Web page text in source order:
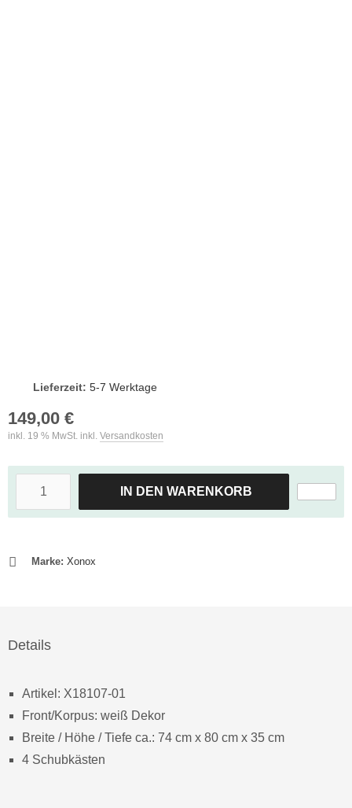
Lieferzeit: 5-7 Werktage
149,00 €
inkl. 19 % MwSt. inkl. Versandkosten
IN DEN WARENKORB
Marke: Xonox
Details
Artikel: X18107-01
Front/Korpus: weiß Dekor
Breite / Höhe / Tiefe ca.: 74 cm x 80 cm x 35 cm
4 Schubkästen